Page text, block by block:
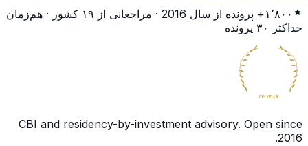
۱٬۸۰۰+
پرونده از سال 2016 · مراجعانی از ۱۹ کشور · هم‌زمان
حداکثر
۳۰ پرونده
10thYEAR
CBI and residency-by-investment advisory. Open since
2016
.